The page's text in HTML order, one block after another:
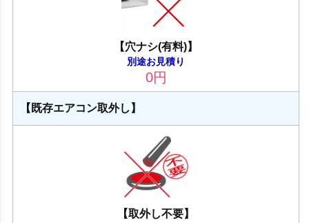
【穴ナシ(有料)】
別途お見積り
0円
【既存エアコン取外し】
【取外し不要】